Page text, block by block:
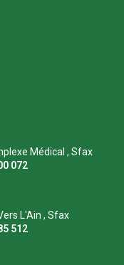
Médical , Sfax
072
L'Ain , Sfax
512